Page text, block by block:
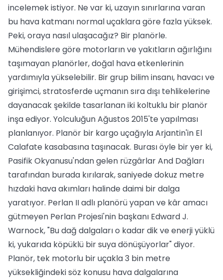
incelemek istiyor. Ne var ki, uzayın sınırlarına varan
bu hava katmanı normal uçaklara göre fazla yüksek.
Peki, oraya nasıl ulaşacağız? Bir planörle.
Mühendislere göre motorların ve yakıtların ağırlığını
taşımayan planörler, doğal hava etkenlerinin
yardımıyla yükselebilir. Bir grup bilim insanı, havacı ve
girişimci, stratosferde uçmanın sıra dışı tehlikelerine
dayanacak şekilde tasarlanan iki koltuklu bir planör
inşa ediyor. Yolculuğun Ağustos 2015'te yapılması
planlanıyor. Planör bir kargo uçağıyla Arjantin'in El
Calafate kasabasına taşınacak. Burası öyle bir yer ki,
Pasifik Okyanusu'ndan gelen rüzgârlar And Dağları
tarafından burada kırılarak, saniyede dokuz metre
hızdaki hava akımları halinde daimi bir dalga
yaratıyor. Perlan II adlı planörü yapan ve kâr amacı
gütmeyen Perlan Projesi'nin başkanı Edward J.
Warnock, "Bu dağ dalgaları o kadar dik ve enerji yüklü
ki, yukarıda köpüklü bir suya dönüşüyorlar" diyor.
Planör, tek motorlu bir uçakla 3 bin metre
yüksekliğindeki söz konusu hava dalgalarına